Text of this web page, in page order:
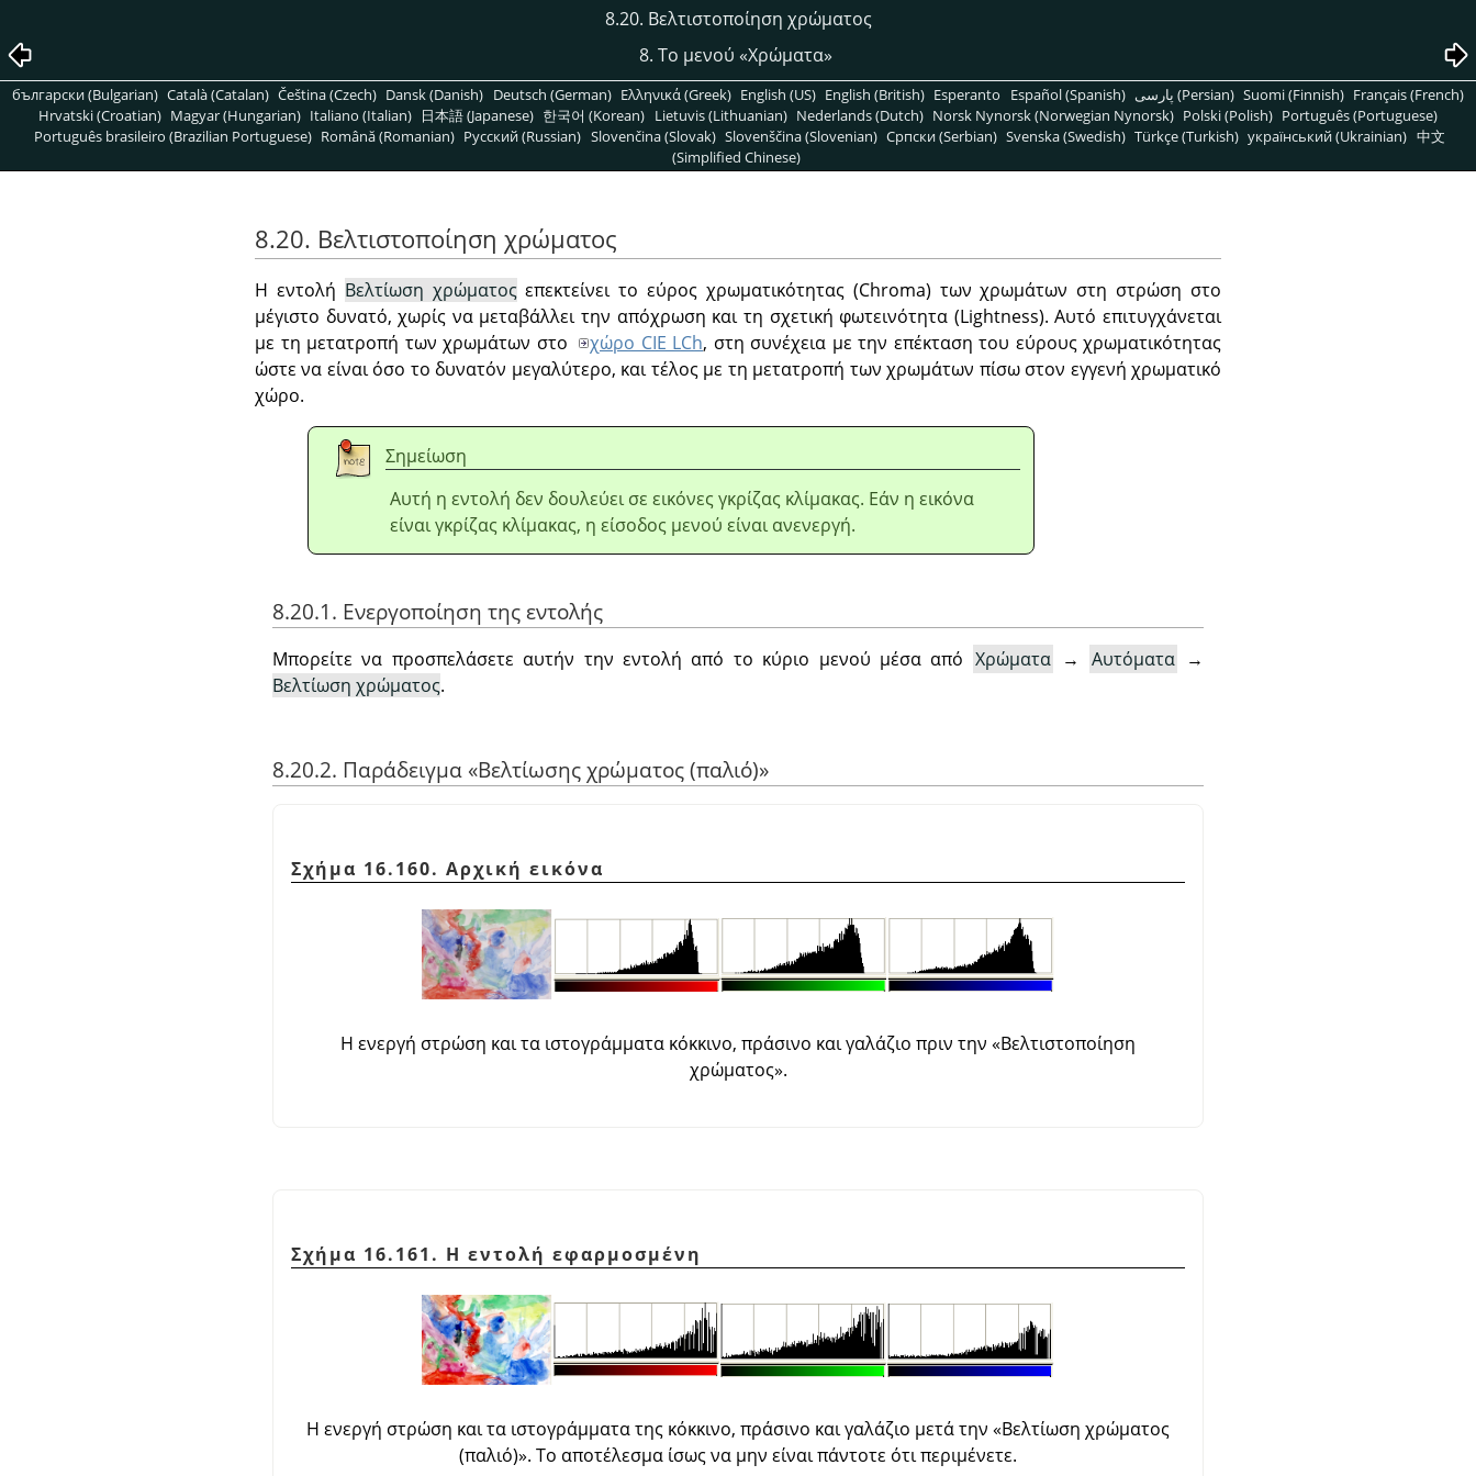
8.20. Βελτιστοποίηση χρώματος
8. Το μενού «Χρώματα»
български (Bulgarian) Català (Catalan) Čeština (Czech) Dansk (Danish) Deutsch (German) Ελληνικά (Greek) English (US) English (British) Esperanto Español (Spanish) پارسی (Persian) Suomi (Finnish) Français (French)
Hrvatski (Croatian) Magyar (Hungarian) Italiano (Italian) 日本語 (Japanese) 한국어 (Korean) Lietuvis (Lithuanian) Nederlands (Dutch) Norsk Nynorsk (Norwegian Nynorsk) Polski (Polish) Português (Portuguese)
Português brasileiro (Brazilian Portuguese) Română (Romanian) Pусский (Russian) Slovenčina (Slovak) Slovenščina (Slovenian) Српски (Serbian) Svenska (Swedish) Türkçe (Turkish) український (Ukrainian) 中文
(Simplified Chinese)
8.20. Βελτιστοποίηση χρώματος
Η εντολή Βελτίωση χρώματος επεκτείνει το εύρος χρωματικότητας (Chroma) των χρωμάτων στη στρώση στο
μέγιστο δυνατό, χωρίς να μεταβάλλει την απόχρωση και τη σχετική φωτεινότητα (Lightness). Αυτό επιτυγχάνεται
με τη μετατροπή των χρωμάτων στο
χώρο CIE LCh, στη συνέχεια με την επέκταση του εύρους χρωματικότητας
ώστε να είναι όσο το δυνατόν μεγαλύτερο, και τέλος με τη μετατροπή των χρωμάτων πίσω στον εγγενή χρωματικό
χώρο.
Σημείωση
Αυτή η εντολή δεν δουλεύει σε εικόνες γκρίζας κλίμακας. Εάν η εικόνα
είναι γκρίζας κλίμακας, η είσοδος μενού είναι ανενεργή.
8.20.1. Ενεργοποίηση της εντολής
Μπορείτε να προσπελάσετε αυτήν την εντολή από το κύριο μενού μέσα από Χρώματα → Αυτόματα →
Βελτίωση χρώματος.
8.20.2. Παράδειγμα «Βελτίωσης χρώματος (παλιό)»
Σχήμα 16.160. Αρχική εικόνα
Η ενεργή στρώση και τα ιστογράμματα κόκκινο, πράσινο και γαλάζιο πριν την «Βελτιστοποίηση
χρώματος».
Σχήμα 16.161. Η εντολή εφαρμοσμένη
Η ενεργή στρώση και τα ιστογράμματα της κόκκινο, πράσινο και γαλάζιο μετά την «Βελτίωση χρώματος
(παλιό)». Το αποτέλεσμα ίσως να μην είναι πάντοτε ότι περιμένετε.